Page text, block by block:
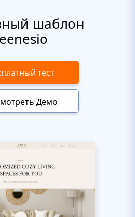
шаблон
тест
Демо